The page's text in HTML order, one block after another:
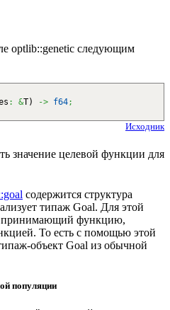
optlib::genetic следующим
: &T) -> f64;
Исходник
значение целевой функции для
содержится структура
типаж Goal. Для этой
принимающий функцию,
То есть с помощью этой
объект Goal из обычной
популяции